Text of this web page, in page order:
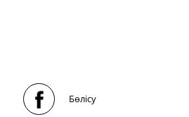
Бөлісу